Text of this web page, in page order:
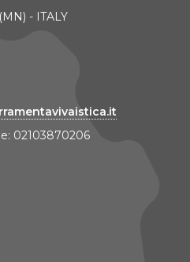
- ITALY
02103870206